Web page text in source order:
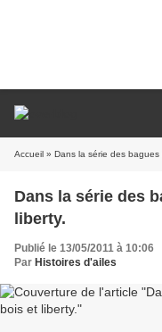
Accueil » Dans la série des bagues
Dans la série des
liberty.
Publié le 13/05/2011 à 10:06
Par Histoires d'ailes